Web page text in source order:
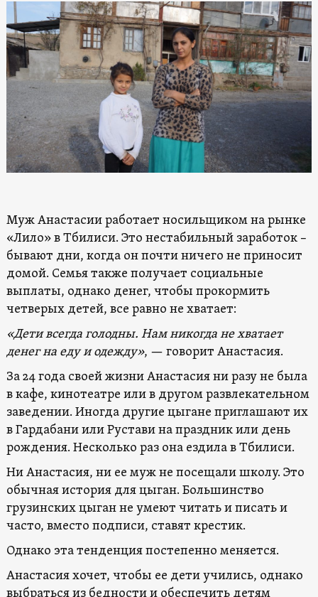
Муж Анастасии работает носильщиком на рынке
«Лило» в Тбилиси. Это нестабильный заработок –
бывают дни, когда он почти ничего не приносит
домой. Семья также получает социальные
выплаты, однако денег, чтобы прокормить
четверых детей, все равно не хватает:
«Дети всегда голодны. Нам никогда не хватает
денег на еду и одежду», — говорит Анастасия.
За 24 года своей жизни Анастасия ни разу не была
в кафе, кинотеатре или в другом развлекательном
заведении. Иногда другие цыгане приглашают их
в Гардабани или Рустави на праздник или день
рождения. Несколько раз она ездила в Тбилиси.
Ни Анастасия, ни ее муж не посещали школу. Это
обычная история для цыган. Большинство
грузинских цыган не умеют читать и писать и
часто, вместо подписи, ставят крестик.
Однако эта тенденция постепенно меняется.
Анастасия хочет, чтобы ее дети учились, однако
выбраться из бедности и обеспечить детям